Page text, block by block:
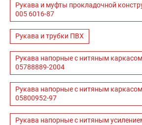
Рукава и муфты прокладочной
005 6016-87
Рукава и трубки ПВХ
Рукава напорные с нитяным
05788889-2004
Рукава напорные с нитяным
05800952-97
Рукава напорные с нитяным